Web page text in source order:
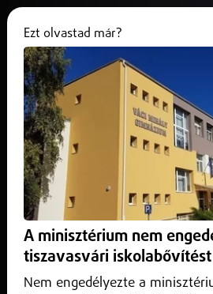
Idén is Nyíregyháza
Marketing Fővárosa
2026. március 06.
Sorozatban hatodik alkalommal is
Marketing Gyémántdíjjal végzett az
Ezt olvastad már?
A minisztérium nem
tiszavasvári iskolabővítést
Nem engedélyezte a